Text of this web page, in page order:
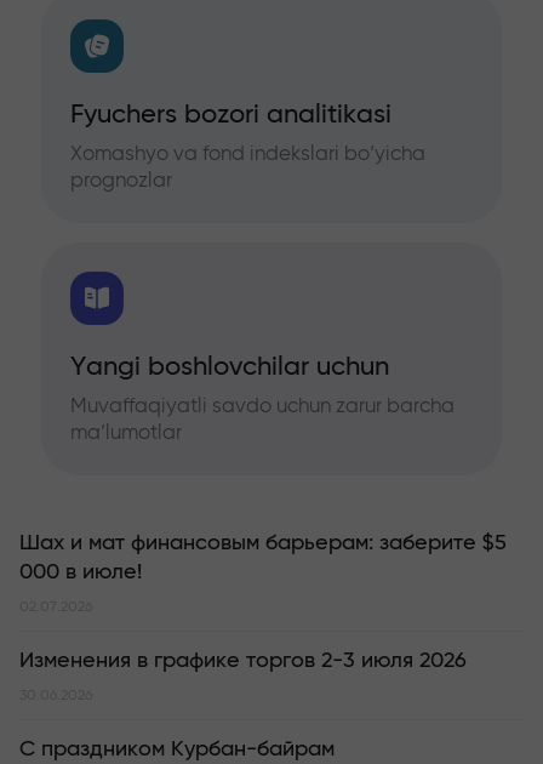
Fyuchers bozori analitikasi
Xomashyo va fond indekslari bo‘yicha
prognozlar
Yangi boshlovchilar uchun
Muvaffaqiyatli savdo uchun zarur barcha
ma’lumotlar
Шах и мат финансовым барьерам: заберите $5
000 в июле!
02.07.2026
Изменения в графике торгов 2-3 июля 2026
30.06.2026
С праздником Курбан-байрам